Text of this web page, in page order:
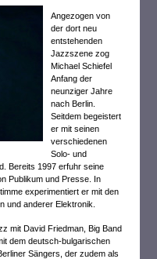
Angezogen von
der dort neu
entstehenden
Jazzszene zog
Michael Schiefel
Anfang der
neunziger Jahre
nach Berlin.
Seitdem begeistert
er mit seinen
verschiedenen
Solo- und
Bereits 1997 erfuhr seine
Publikum und Presse. In
experimentiert er mit den
und anderer Elektronik.
mit David Friedman, Big Band
dem deutsch-bulgarischen
Sängers, der zudem als